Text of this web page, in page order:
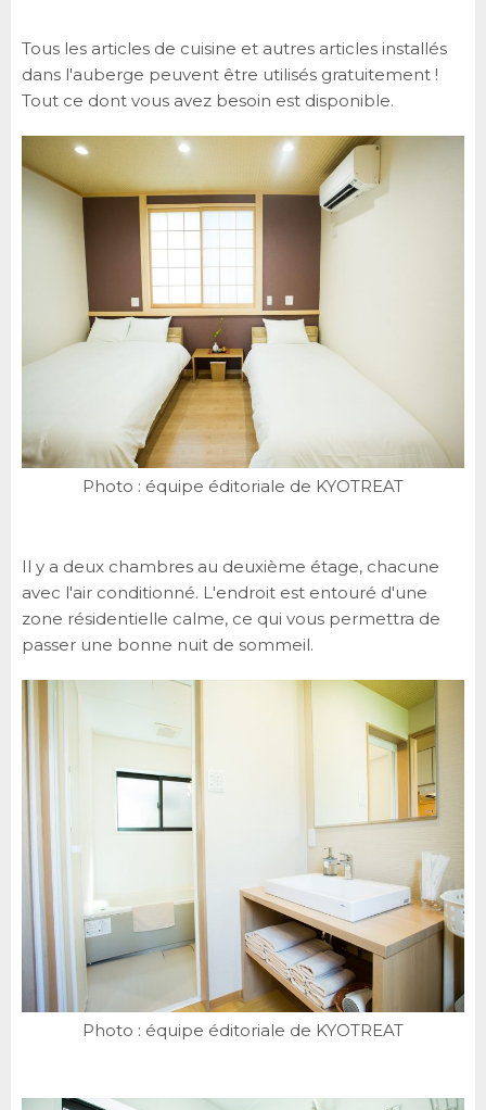
Tous les articles de cuisine et autres articles installés
dans l'auberge peuvent être utilisés gratuitement !
Tout ce dont vous avez besoin est disponible.
Photo : équipe éditoriale de KYOTREAT
Il y a deux chambres au deuxième étage, chacune
avec l'air conditionné. L'endroit est entouré d'une
zone résidentielle calme, ce qui vous permettra de
passer une bonne nuit de sommeil.
Photo : équipe éditoriale de KYOTREAT